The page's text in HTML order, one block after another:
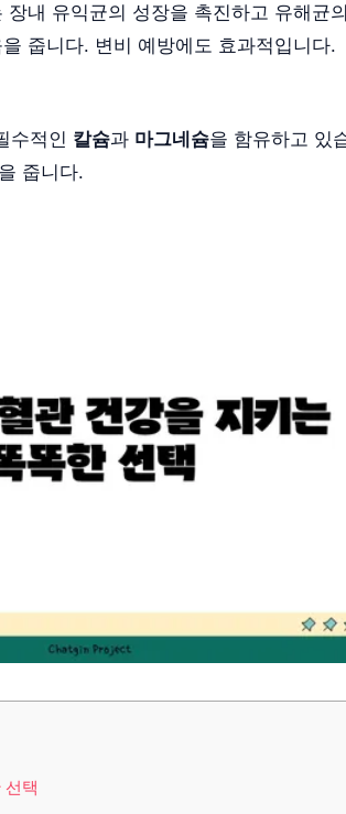
장내 유익균의 성장을 촉진하고 유해균
줍니다. 변비 예방에도 효과적입니다.
수적인 칼슘과 마그네슘을 함유하고 있
줍니다.
택